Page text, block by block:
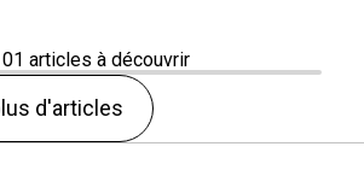
articles à découvrir
d'articles